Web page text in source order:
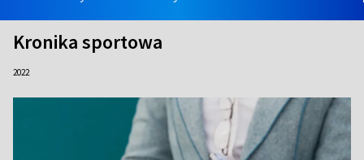
Kronika sportowa
2022